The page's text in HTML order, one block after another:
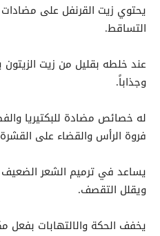
يحتوي زيت القرنفل على
التساقط.
عند خلطه بقليل من زيت الزيتون
وجذاباً.
له خصائص مضادة للبكتيريا
فروة الرأس والقضاء على
يساعد في ترميم الشعر
ويقلل التقصف.
يخفف الحكة والالتهابات بفعل